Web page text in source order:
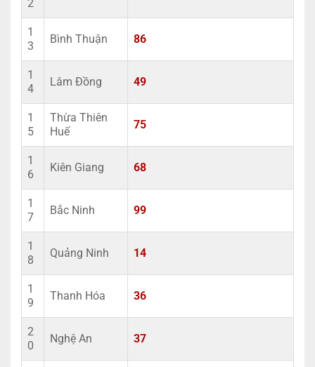
2
1
3
Bình Thuận 86
1
4
Lâm Đồng 49
1
5
Thừa Thiên
Huế
75
1
6
Kiên Giang 68
1
7
Bắc Ninh 99
1
8
Quảng Ninh 14
1
9
Thanh Hóa 36
2
0
Nghệ An 37